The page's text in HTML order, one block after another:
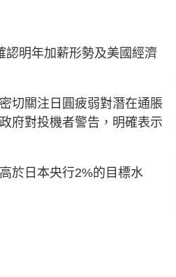
認明年加薪形勢及美國經濟
切關注日圓疲弱對潛在通脹
府對投機者警告，明確表示
於日本央行2%的目標水